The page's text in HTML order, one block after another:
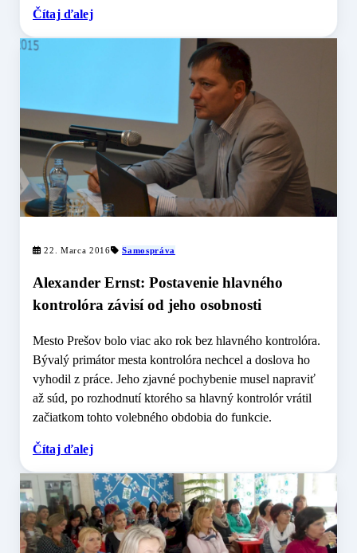
Čítaj ďalej
22. Marca 2016 Samospráva
Alexander Ernst: Postavenie hlavného
kontrolóra závisí od jeho osobnosti
Mesto Prešov bolo viac ako rok bez hlavného kontrolóra.
Bývalý primátor mesta kontrolóra nechcel a doslova ho
vyhodil z práce. Jeho zjavné pochybenie musel napraviť
až súd, po rozhodnutí ktorého sa hlavný kontrolór vrátil
začiatkom tohto volebného obdobia do funkcie.
Čítaj ďalej